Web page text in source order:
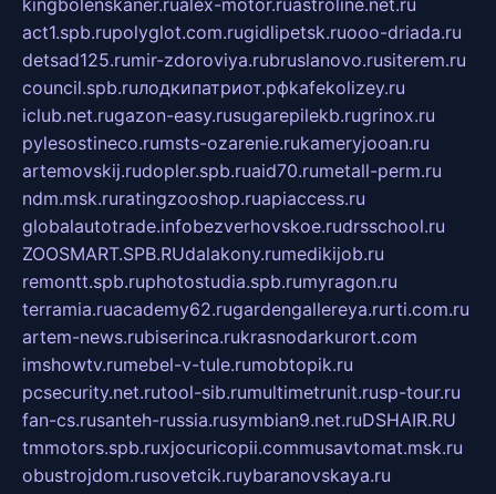
kingbolenskaner.rualex-motor.ruastroline.net.ru
act1.spb.rupolyglot.com.rugidlipetsk.ruooo-driada.ru
detsad125.rumir-zdoroviya.rubruslanovo.rusiterem.ru
council.spb.ruлодкипатриот.рфkafekolizey.ru
iclub.net.rugazon-easy.rusugarepilekb.rugrinox.ru
pylesostineco.rumsts-ozarenie.rukameryjooan.ru
artemovskij.rudopler.spb.ruaid70.rumetall-perm.ru
ndm.msk.ruratingzooshop.ruapiaccess.ru
globalautotrade.infobezverhovskoe.rudrsschool.ru
ZOOSMART.SPB.RUdalakony.rumedikijob.ru
remontt.spb.ruphotostudia.spb.rumyragon.ru
terramia.ruacademy62.rugardengallereya.rurti.com.ru
artem-news.rubiserinca.rukrasnodarkurort.com
imshowtv.rumebel-v-tule.rumobtopik.ru
pcsecurity.net.rutool-sib.rumultimetrunit.rusp-tour.ru
fan-cs.rusanteh-russia.rusymbian9.net.ruDSHAIR.RU
tmmotors.spb.ruxjocuricopii.commusavtomat.msk.ru
obustrojdom.rusovetcik.ruybaranovskaya.ru